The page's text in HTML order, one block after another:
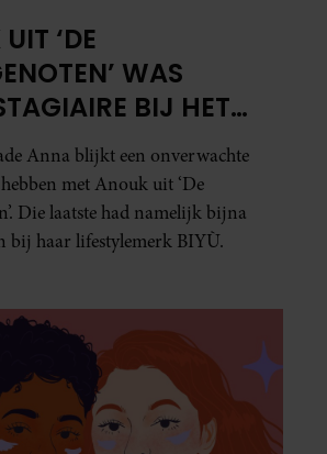
‘DE
WAS
BIJ HET
JADE ANNA
Anna blijkt een onverwachte
met Anouk uit ‘De
Die laatste had namelijk bijna
bij haar lifestylemerk BIYÙ.